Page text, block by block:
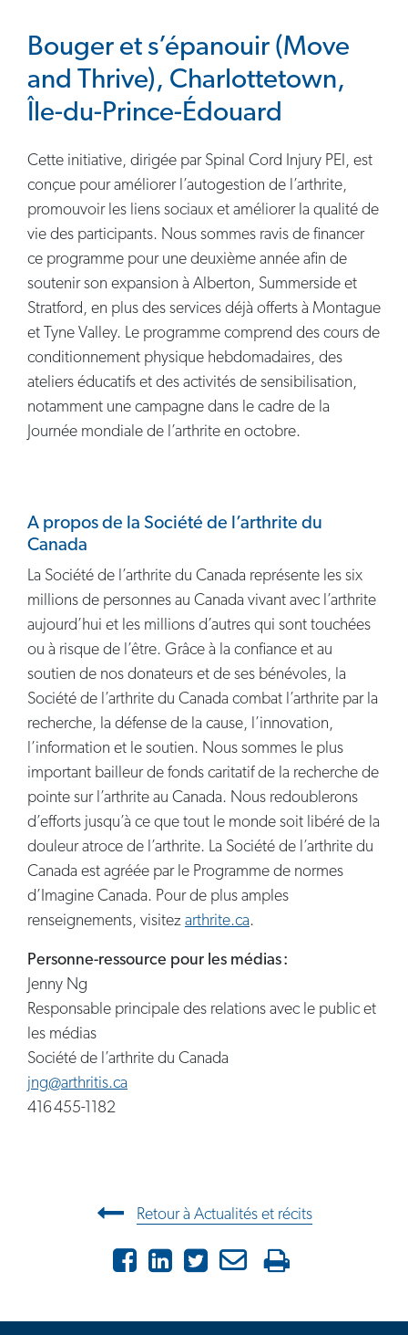
Bouger et s’épanouir (Move
and Thrive), Charlottetown,
Île-du-Prince-Édouard
Cette initiative, dirigée par Spinal Cord Injury PEI, est
conçue pour améliorer l’autogestion de l’arthrite,
promouvoir les liens sociaux et améliorer la qualité de
vie des participants. Nous sommes ravis de financer
ce programme pour une deuxième année afin de
soutenir son expansion à Alberton, Summerside et
Stratford, en plus des services déjà offerts à Montague
et Tyne Valley. Le programme comprend des cours de
conditionnement physique hebdomadaires, des
ateliers éducatifs et des activités de sensibilisation,
notamment une campagne dans le cadre de la
Journée mondiale de l’arthrite en octobre.
A propos de la Société de l’arthrite du
Canada
La Société de l’arthrite du Canada représente les six
millions de personnes au Canada vivant avec l’arthrite
aujourd’hui et les millions d’autres qui sont touchées
ou à risque de l’être. Grâce à la confiance et au
soutien de nos donateurs et de ses bénévoles, la
Société de l’arthrite du Canada combat l’arthrite par la
recherche, la défense de la cause, l’innovation,
l’information et le soutien. Nous sommes le plus
important bailleur de fonds caritatif de la recherche de
pointe sur l’arthrite au Canada. Nous redoublerons
d’efforts jusqu’à ce que tout le monde soit libéré de la
douleur atroce de l’arthrite. La Société de l’arthrite du
Canada est agréée par le Programme de normes
d’Imagine Canada. Pour de plus amples
renseignements, visitez arthrite.ca.
Personne-ressource pour les médias :
Jenny Ng
Responsable principale des relations avec le public et
les médias
Société de l’arthrite du Canada
jng@arthritis.ca
416 455-1182
Navigation entre les articles
Retour à Actualités et récits
FacebookLinkedIn
X Courriel